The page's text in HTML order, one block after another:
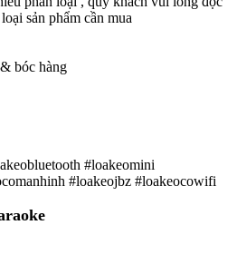
sản phẩm cần mua
bóc hàng
#loakeomini
#loakeojbz #loakeocowifi